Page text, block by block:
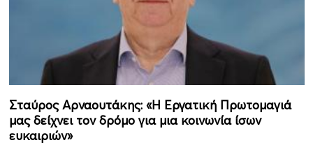
Σταύρος Αρναουτάκης: «Η Εργατική Πρωτομαγιά
μας δείχνει τον δρόμο για μια κοινωνία ίσων
ευκαιριών»